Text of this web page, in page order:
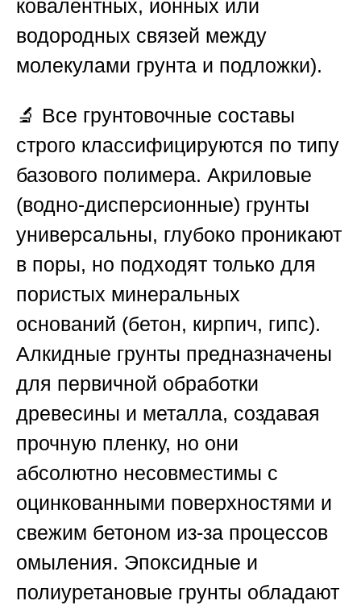
ковалентных, ионных или
водородных связей между
молекулами грунта и подложки).
🔬 Все грунтовочные составы
строго классифицируются по типу
базового полимера. Акриловые
(водно-дисперсионные) грунты
универсальны, глубоко проникают
в поры, но подходят только для
пористых минеральных
оснований (бетон, кирпич, гипс).
Алкидные грунты предназначены
для первичной обработки
древесины и металла, создавая
прочную пленку, но они
абсолютно несовместимы с
оцинкованными поверхностями и
свежим бетоном из-за процессов
омыления. Эпоксидные и
полиуретановые грунты обладают